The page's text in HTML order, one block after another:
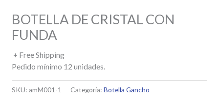
BOTELLA DE CRISTAL CON
FUNDA
+ Free Shipping
Pedido mínimo 12 unidades.
SKU: amM001-1 Categoría: Botella Gancho